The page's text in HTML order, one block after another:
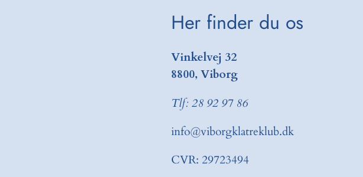
Her finder du os
Vinkelvej 32
8800, Viborg
Tlf: 28 92 97 86
info@viborgklatreklub.dk
CVR: 29723494